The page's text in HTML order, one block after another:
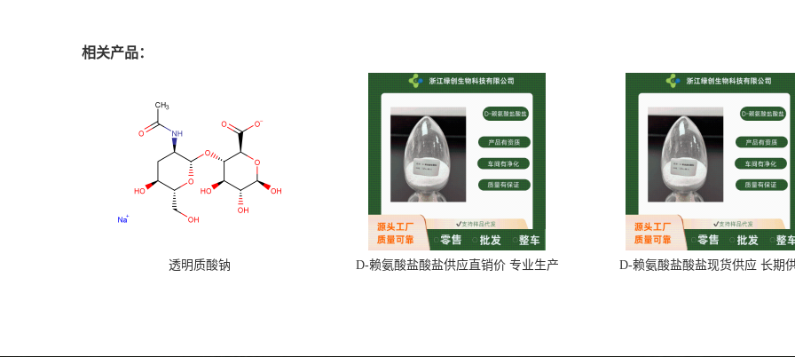
相关产品：
透明质酸钠 D-赖氨酸盐酸盐供应直销价 专业生产 D-赖氨酸盐酸盐现货供应 长期